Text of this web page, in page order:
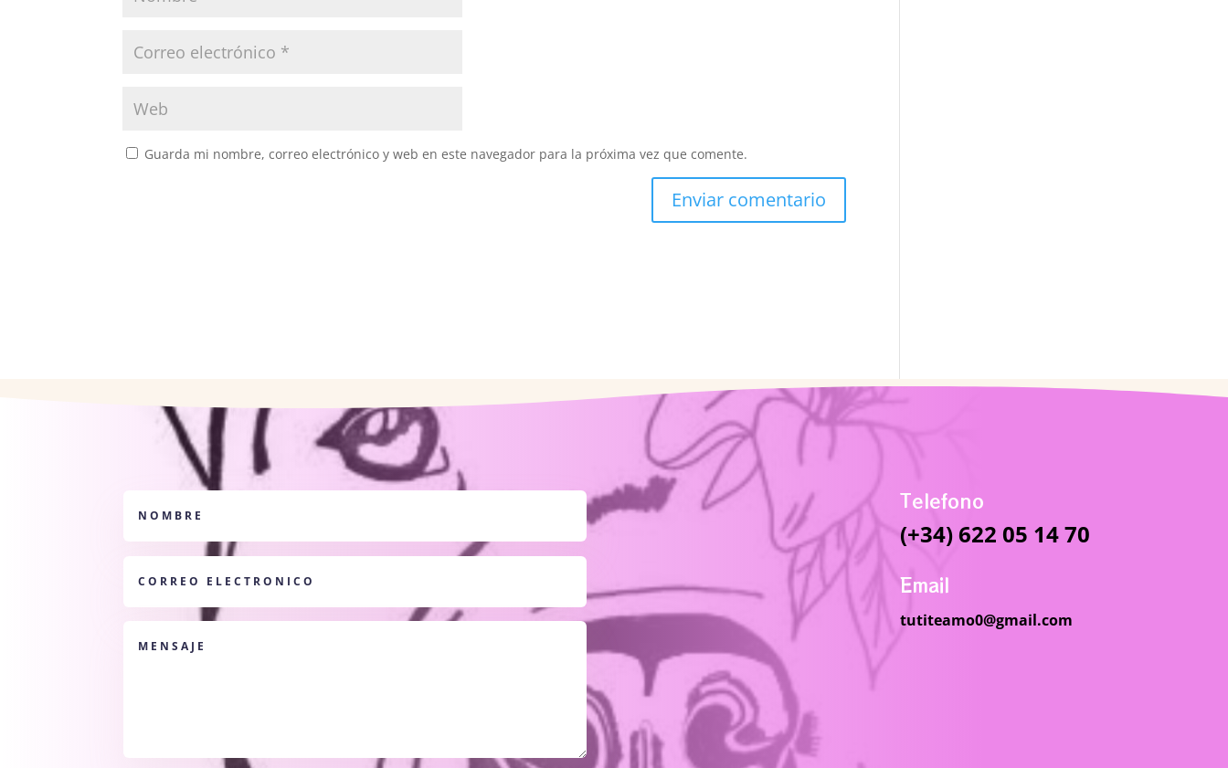
Guarda mi nombre, correo electrónico y web en este navegador para la próxima vez que comente.
Telefono
(+34) 622 05 14 70
Email
tutiteamo0@gmail.com